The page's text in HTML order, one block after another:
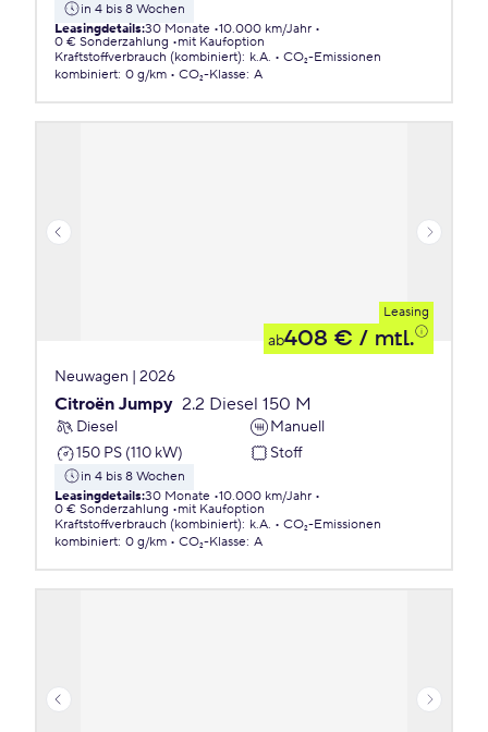
in 4 bis 8 Wochen
Leasingdetails:30 Monate 10.000 km/Jahr
0 € Sonderzahlung
mit Kaufoption
Kraftstoffverbrauch (kombiniert): k.A.
CO₂-Emissionen
kombiniert: 0 g/km CO₂-Klasse: A
Leasing
ab408 € / mtl.
Neuwagen | 2026
Citroën Jumpy 2.2 Diesel 150 M
Diesel
Manuell
150 PS (110 kW)
Stoff
in 4 bis 8 Wochen
Leasingdetails:30 Monate 10.000 km/Jahr
0 € Sonderzahlung
mit Kaufoption
Kraftstoffverbrauch (kombiniert): k.A.
CO₂-Emissionen
kombiniert: 0 g/km CO₂-Klasse: A